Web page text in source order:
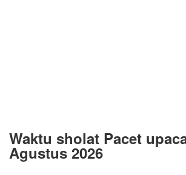
Waktu sholat Pacet
Agustus 2026